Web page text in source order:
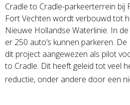
Cradle to Cradle-parkeerterrein bij
Fort Vechten wordt verbouwd tot
Nieuwe Hollandse Waterlinie. In
er 250 auto’s kunnen parkeren.
dit project aangewezen als pilot
to Cradle. Dit heeft geleid tot veel
reductie, onder andere door een